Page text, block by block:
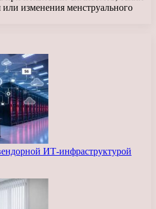
изменения менструального
ИТ-инфраструктурой